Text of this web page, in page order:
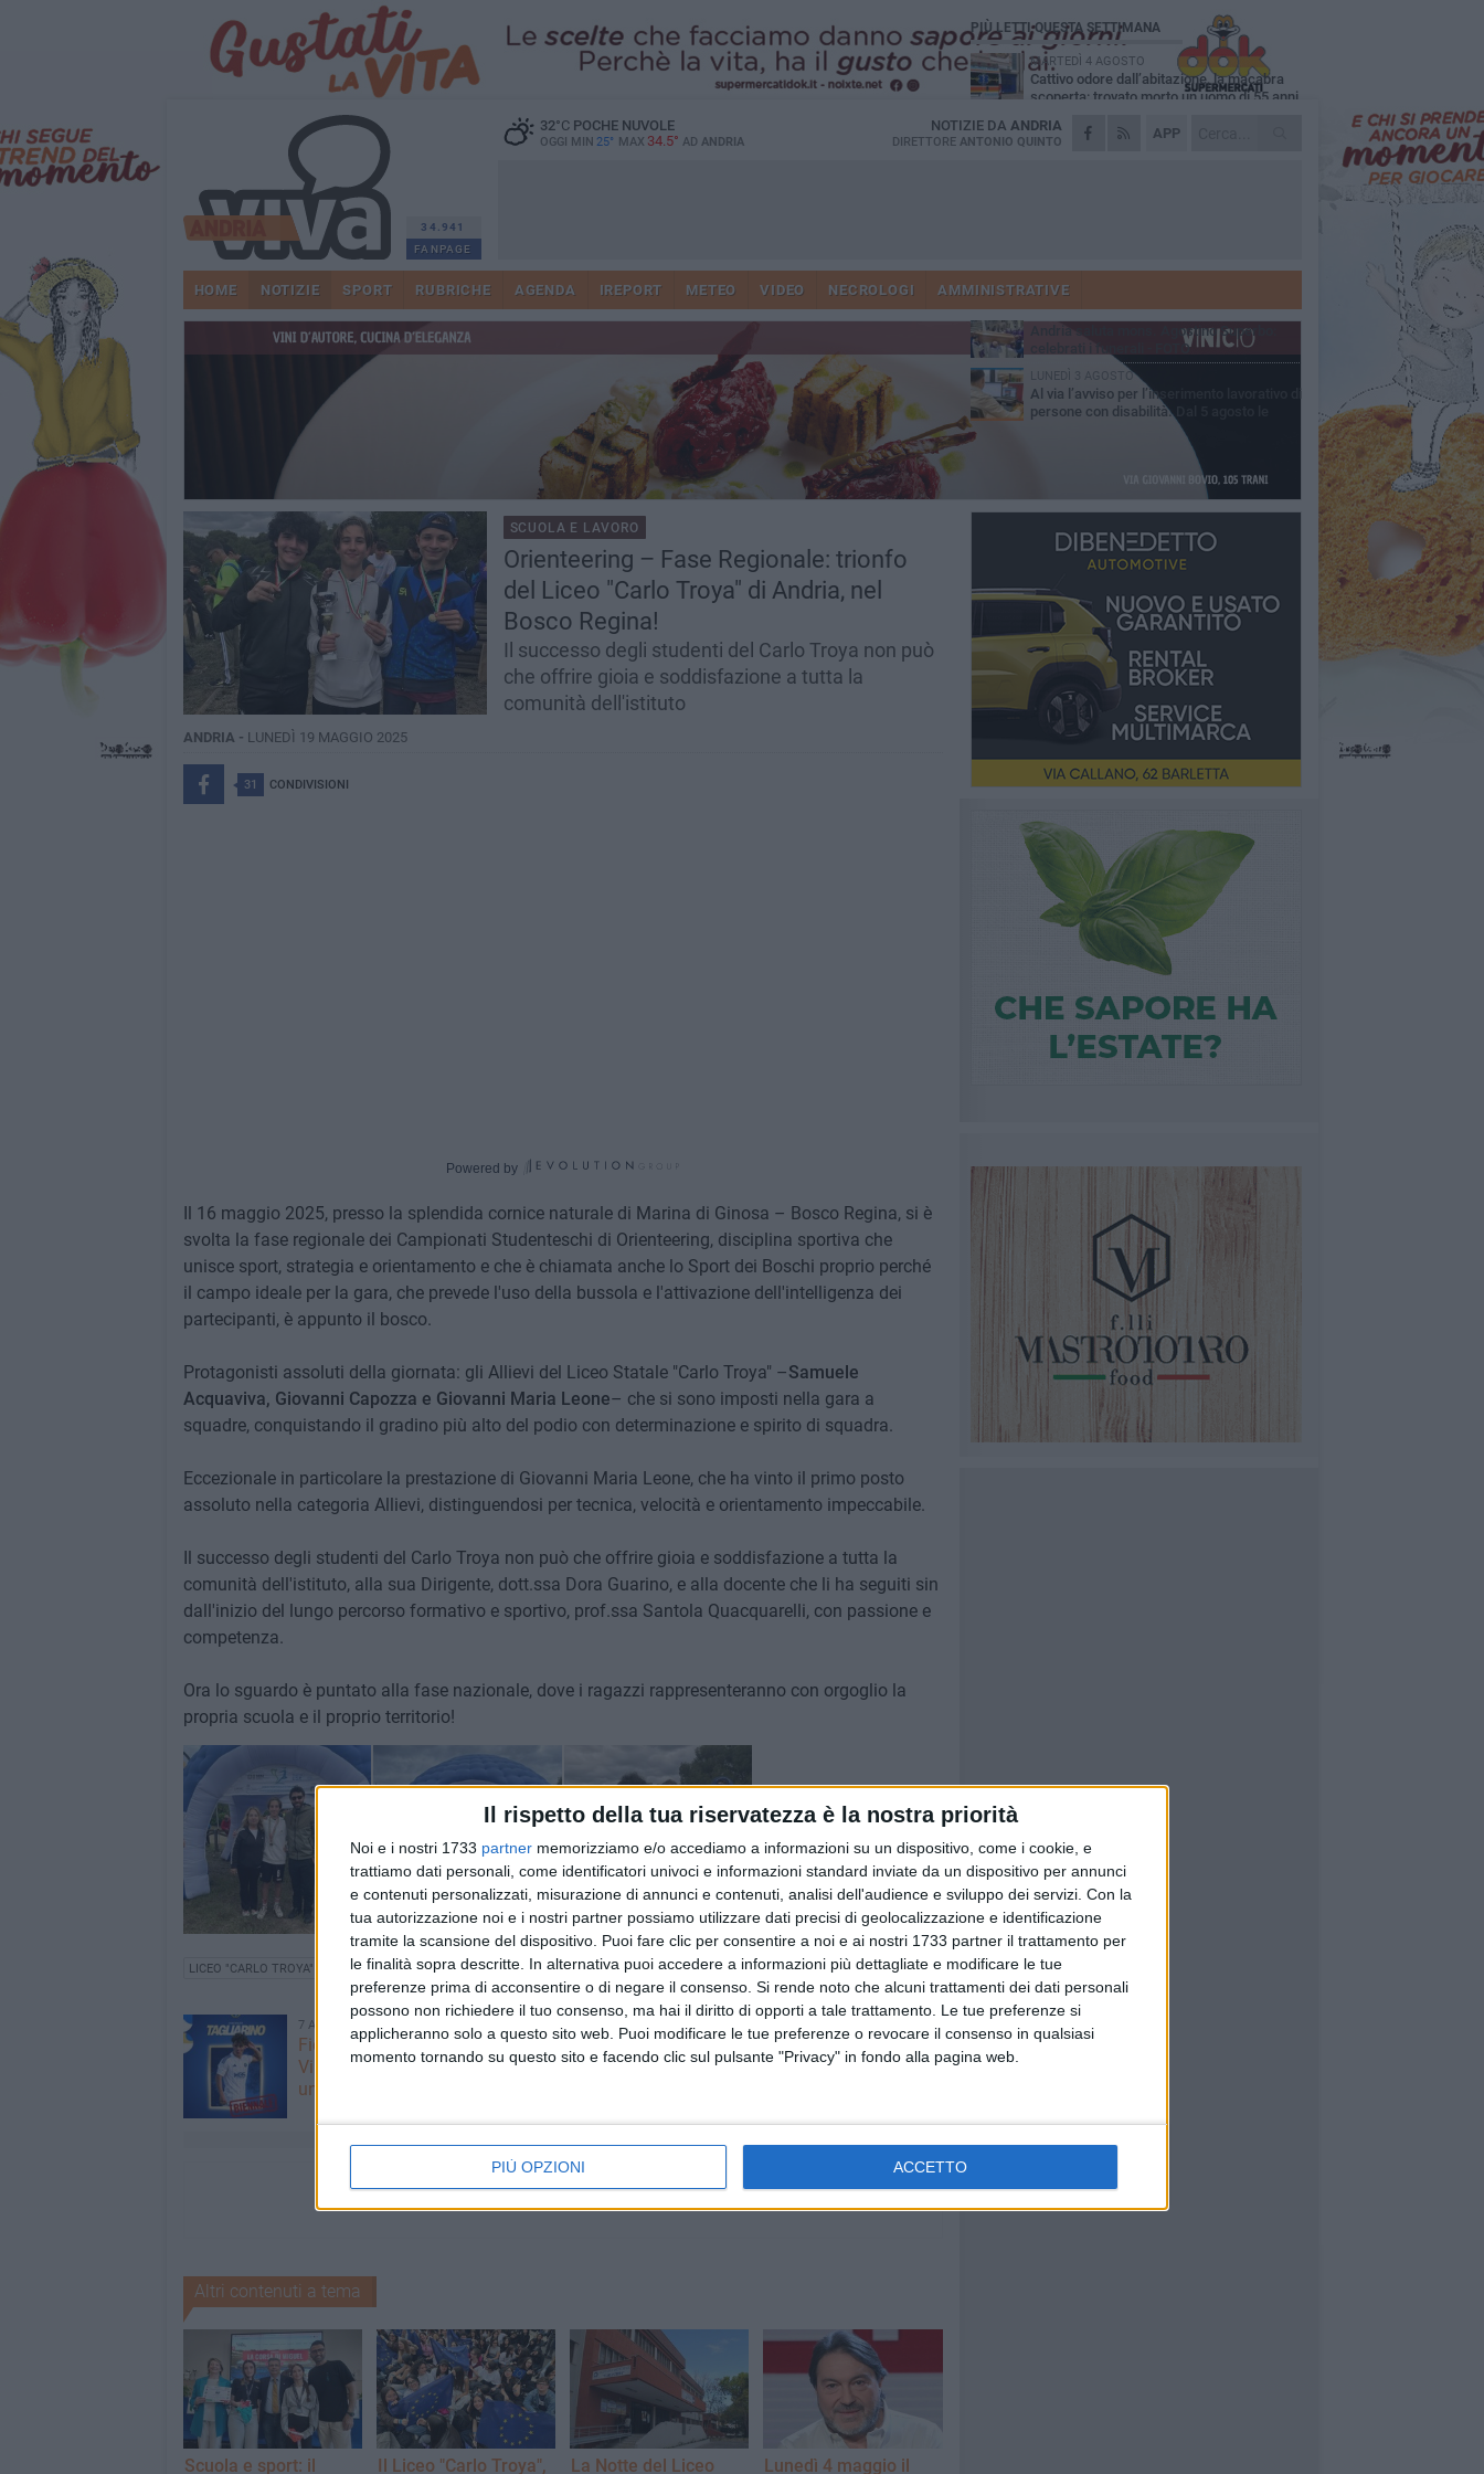
Il rispetto della tua riservatezza è la nostra priorità
Noi e i nostri 1733 partner memorizziamo e/o accediamo a informazioni su un dispositivo, come i cookie, e
trattiamo dati personali, come identificatori univoci e informazioni standard inviate da un dispositivo per annunci
e contenuti personalizzati, misurazione di annunci e contenuti, analisi dell'audience e sviluppo dei servizi. Con la
tua autorizzazione noi e i nostri partner possiamo utilizzare dati precisi di geolocalizzazione e identificazione
tramite la scansione del dispositivo. Puoi fare clic per consentire a noi e ai nostri 1733 partner il trattamento per
le finalità sopra descritte. In alternativa puoi accedere a informazioni più dettagliate e modificare le tue
preferenze prima di acconsentire o di negare il consenso. Si rende noto che alcuni trattamenti dei dati personali
possono non richiedere il tuo consenso, ma hai il diritto di opporti a tale trattamento. Le tue preferenze si
applicheranno solo a questo sito web. Puoi modificare le tue preferenze o revocare il consenso in qualsiasi
momento tornando su questo sito e facendo clic sul pulsante "Privacy" in fondo alla pagina web.
PIÙ OPZIONI ACCETTO
34.941
FANPAGE
32°CPOCHE NUVOLE
OGGI MIN 25° MAX 34.5° AD ANDRIA
APP
NOTIZIE DA ANDRIA
DIRETTORE ANTONIO QUINTO
HOME NOTIZIE SPORT RUBRICHE AGENDA IREPORT METEO VIDEO NECROLOGI AMMINISTRATIVE
SCUOLA E LAVORO
Orienteering – Fase Regionale: trionfo
del Liceo "Carlo Troya" di Andria, nel
Bosco Regina!
Il successo degli studenti del Carlo Troya non può
che offrire gioia e soddisfazione a tutta la
comunità dell'istituto
ANDRIA - LUNEDÌ 19 MAGGIO 2025
31 CONDIVISIONI
Powered by
Il 16 maggio 2025, presso la splendida cornice naturale di Marina di Ginosa – Bosco Regina, si è
svolta la fase regionale dei Campionati Studenteschi di Orienteering, disciplina sportiva che
unisce sport, strategia e orientamento e che è chiamata anche lo Sport dei Boschi proprio perché
il campo ideale per la gara, che prevede l'uso della bussola e l'attivazione dell'intelligenza dei
partecipanti, è appunto il bosco.
Protagonisti assoluti della giornata: gli Allievi del Liceo Statale "Carlo Troya" –Samuele
Acquaviva, Giovanni Capozza e Giovanni Maria Leone– che si sono imposti nella gara a
squadre, conquistando il gradino più alto del podio con determinazione e spirito di squadra.
Eccezionale in particolare la prestazione di Giovanni Maria Leone, che ha vinto il primo posto
assoluto nella categoria Allievi, distinguendosi per tecnica, velocità e orientamento impeccabile.
Il successo degli studenti del Carlo Troya non può che offrire gioia e soddisfazione a tutta la
comunità dell'istituto, alla sua Dirigente, dott.ssa Dora Guarino, e alla docente che li ha seguiti sin
dall'inizio del lungo percorso formativo e sportivo, prof.ssa Santola Quacquarelli, con passione e
competenza.
Ora lo sguardo è puntato alla fase nazionale, dove i ragazzi rappresenteranno con orgoglio la
propria scuola e il proprio territorio!
LICEO "CARLO TROYA"
7 AGOSTO 2026
Fidelis Andria, c'è il rinnovo:
Vincenzo Tagliarino ha firmato
un biennale
​Vigili del Fuoco BAT: a che punto
è la nuova caserma? Incontro tra
Altri contenuti a tema
Scuola e sport: il
Il Liceo "Carlo Troya",
La Notte del Liceo
Lunedì 4 maggio il
PIÙ LETTI QUESTA SETTIMANA
MARTEDÌ 4 AGOSTO
Cattivo odore dall’abitazione, la macabra
scoperta: trovato morto un uomo di 55 anni
SABATO 1 AGOSTO
"3 vite. 2 impegni. 1 strada": ad Andria
Scompare prematuramente l'avvocato
Beppe Tortora
MARTEDÌ 4 AGOSTO
Andria saluta mons. Agostino Superbo:
celebrati i funerali - FOTO
LUNEDÌ 3 AGOSTO
Al via l’avviso per l’inserimento lavorativo di
persone con disabilità. Dal 5 agosto le
domande